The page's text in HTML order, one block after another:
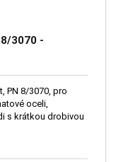
3070 -
oceli,
s krátkou drobivou